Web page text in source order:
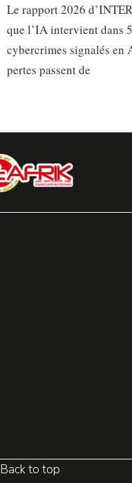
Le rapport 2026
que l’IA intervient dans
cybercrimes signalés en
pertes passent de
Back to top